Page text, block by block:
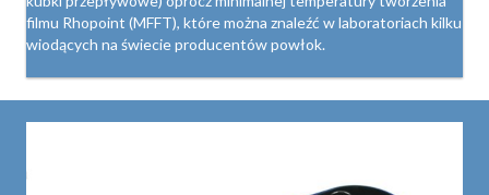
filmu Rhopoint (MFFT), które można znaleźć w laboratoriach kilku
wiodących na świecie producentów powłok.